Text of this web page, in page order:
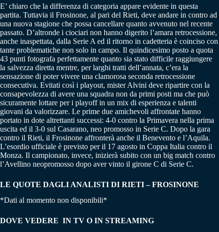
E’ chiaro che la differenza di categoria appare evidente in questa
partita. Tuttavia il Frosinone, al pari del Rieti, deve andare in contro ad
una nuova stagione che possa cancellare quanto avvenuto nel recente
passato. D’altronde i ciociari non hanno digerito l’amara retrocessione,
anche inaspettata, dalla Serie A ed il ritorno in cadetteria è coinciso con
tante problematiche non solo in campo. Il quindicesimo posto a quota
43 punti fotografa perfettamente quanto sia stato difficile raggiungere
la salvezza diretta mentre, per larghi tratti dell’annata, c’era la
sensazione di poter vivere una clamorosa seconda retrocessione
consecutiva. Evitati così i playout, mister Alvini deve ripartire con la
consapevolezza di avere una squadra non da primi posti ma che può
sicuramente lottare per i playoff in un mix di esperienza e talenti
giovani da valorizzare. Le prime due amichevoli affrontate hanno
portato in dote altrettanti successi: 4-0 contro la Primavera nella prima
uscita ed il 3-0 sul Casarano, neo promosso in Serie C. Dopo la gara
contro il Rieti, il Frosinone affronterà anche il Benevento e l’Aquila.
L’esordio ufficiale è previsto per il 17 agosto in Coppa Italia contro il
Monza. Il campionato, invece, inizierà subito con un big match contro
l’Avellino neopromosso dopo aver vinto il girone C di Serie C.
LE QUOTE DAGLI ANALISTI DI RIETI – FROSINONE
*Dati al momento non disponibili*
DOVE VEDERE IN TV O IN STREAMING